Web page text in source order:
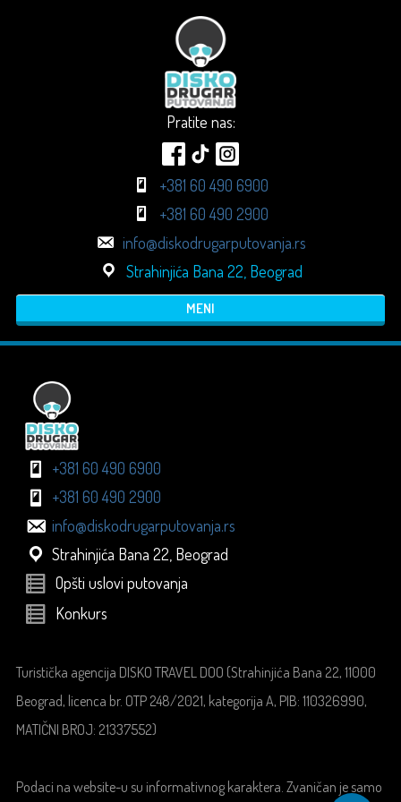
Pratite nas:
+381 60 490 6900
+381 60 490 2900
info@diskodrugarputovanja.rs
Strahinjića Bana 22, Beograd
MENI
+381 60 490 6900
+381 60 490 2900
info@diskodrugarputovanja.rs
Strahinjića Bana 22, Beograd
Opšti uslovi putovanja
Konkurs
Turistička agencija DISKO TRAVEL DOO (Strahinjića Bana 22, 11000
Beograd, licenca br. OTP 248/2021, kategorija A, PIB: 110326990,
MATIČNI BROJ: 21337552)
Podaci na website-u su informativnog karaktera. Zvaničan je samo